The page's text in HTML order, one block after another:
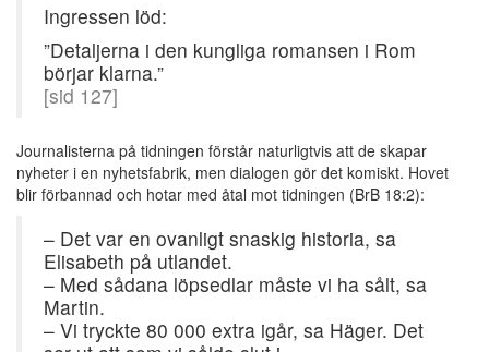
Ingressen löd:
”Detaljerna i den kungliga romansen i Rom
börjar klarna.”
[sid 127]
Journalisterna på tidningen förstår naturligtvis att de skapar
nyheter i en nyhetsfabrik, men dialogen gör det komiskt. Hovet
blir förbannad och hotar med åtal mot tidningen (BrB 18:2):
– Det var en ovanligt snaskig historia, sa
Elisabeth på utlandet.
– Med sådana löpsedlar måste vi ha sålt, sa
Martin.
– Vi tryckte 80 000 extra igår, sa Häger. Det